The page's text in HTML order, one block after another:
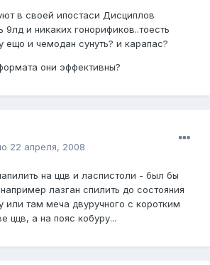
в своей ипостаси Дисциплов
9лд и никаких гонорификов..тоесть
ещо и чемодан сунуть? и карапас?
они эффективны?
22 апреля, 2008
на ццв и ласпистоли - был бы
лазган спилить до состояния
или там меча двуручного с коротким
ццв, а на пояс кобуру...